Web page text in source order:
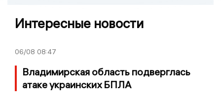
Интересные новости
06/08 08:47
Владимирская область подверглась
атаке украинских БПЛА